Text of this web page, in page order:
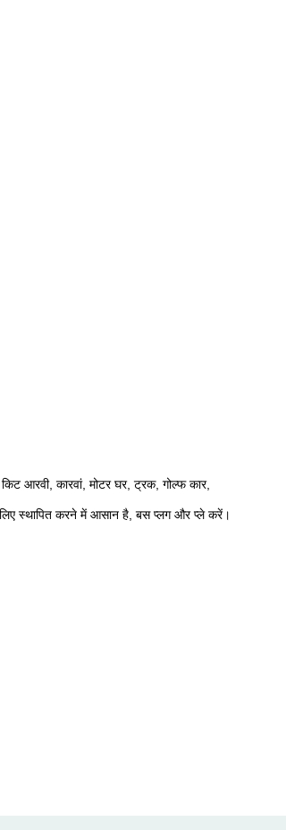
आरवी, कारवां, मोटर घर, ट्रक, गोल्फ कार,
स्थापित करने में आसान है, बस प्लग और प्ले करें।